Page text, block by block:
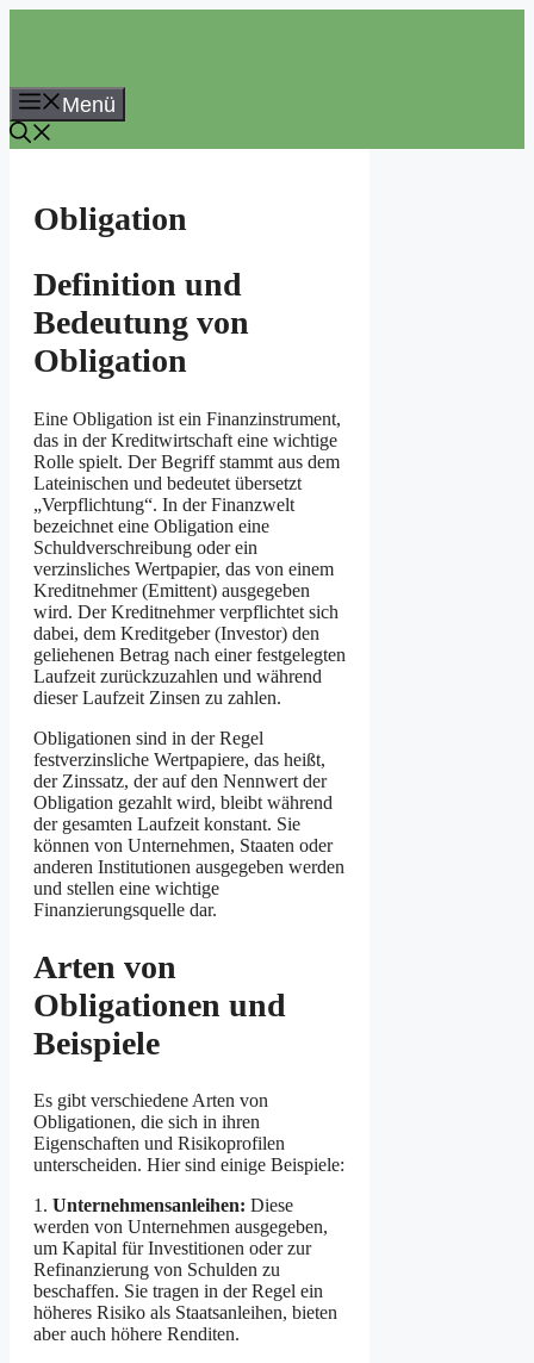
Menü
Obligation
Definition und
Bedeutung von
Obligation
Eine Obligation ist ein Finanzinstrument,
das in der Kreditwirtschaft eine wichtige
Rolle spielt. Der Begriff stammt aus dem
Lateinischen und bedeutet übersetzt
„Verpflichtung“. In der Finanzwelt
bezeichnet eine Obligation eine
Schuldverschreibung oder ein
verzinsliches Wertpapier, das von einem
Kreditnehmer (Emittent) ausgegeben
wird. Der Kreditnehmer verpflichtet sich
dabei, dem Kreditgeber (Investor) den
geliehenen Betrag nach einer festgelegten
Laufzeit zurückzuzahlen und während
dieser Laufzeit Zinsen zu zahlen.
Obligationen sind in der Regel
festverzinsliche Wertpapiere, das heißt,
der Zinssatz, der auf den Nennwert der
Obligation gezahlt wird, bleibt während
der gesamten Laufzeit konstant. Sie
können von Unternehmen, Staaten oder
anderen Institutionen ausgegeben werden
und stellen eine wichtige
Finanzierungsquelle dar.
Arten von
Obligationen und
Beispiele
Es gibt verschiedene Arten von
Obligationen, die sich in ihren
Eigenschaften und Risikoprofilen
unterscheiden. Hier sind einige Beispiele:
1. Unternehmensanleihen: Diese
werden von Unternehmen ausgegeben,
um Kapital für Investitionen oder zur
Refinanzierung von Schulden zu
beschaffen. Sie tragen in der Regel ein
höheres Risiko als Staatsanleihen, bieten
aber auch höhere Renditen.